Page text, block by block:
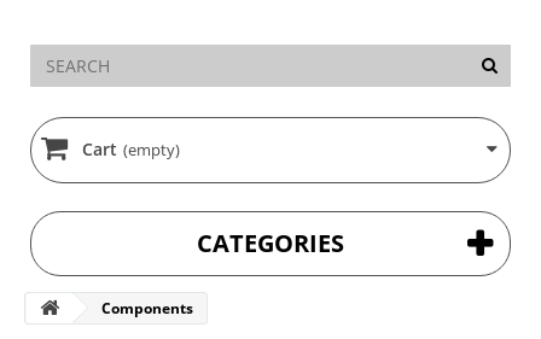
Cart (empty)
CATEGORIES
Components